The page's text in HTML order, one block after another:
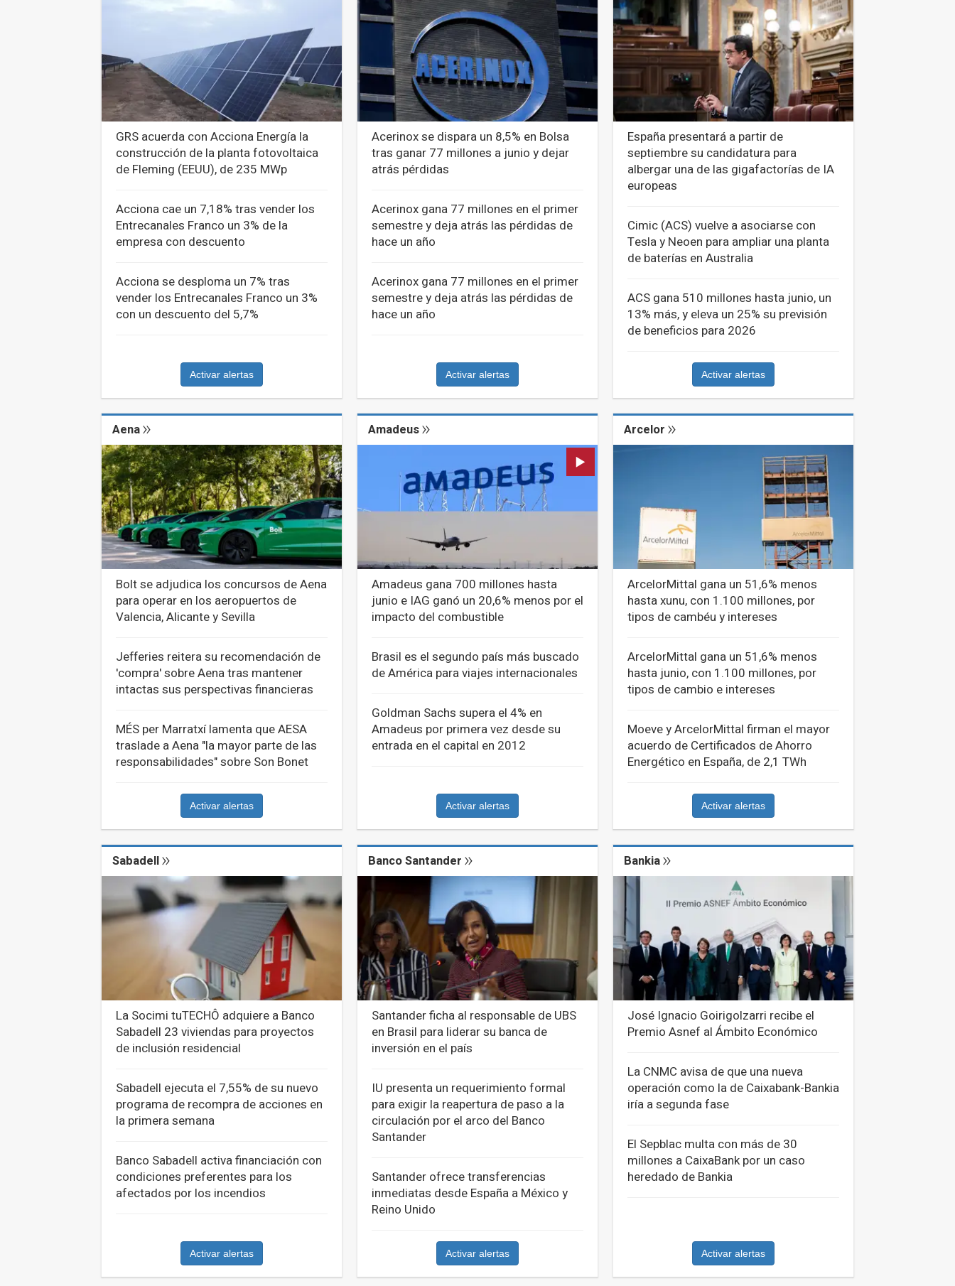
GRS acuerda con Acciona Energía la
construcción de la planta fotovoltaica
de Fleming (EEUU), de 235 MWp
Acciona cae un 7,18% tras vender los
Entrecanales Franco un 3% de la
empresa con descuento
Acciona se desploma un 7% tras
vender los Entrecanales Franco un 3%
con un descuento del 5,7%
Activar alertas
Acerinox se dispara un 8,5% en Bolsa
tras ganar 77 millones a junio y dejar
atrás pérdidas
Acerinox gana 77 millones en el primer
semestre y deja atrás las pérdidas de
hace un año
Acerinox gana 77 millones en el primer
semestre y deja atrás las pérdidas de
hace un año
Activar alertas
España presentará a partir de
septiembre su candidatura para
albergar una de las gigafactorías de IA
europeas
Cimic (ACS) vuelve a asociarse con
Tesla y Neoen para ampliar una planta
de baterías en Australia
ACS gana 510 millones hasta junio, un
13% más, y eleva un 25% su previsión
de beneficios para 2026
Activar alertas
Aena
Bolt se adjudica los concursos de Aena
para operar en los aeropuertos de
Valencia, Alicante y Sevilla
Jefferies reitera su recomendación de
'compra' sobre Aena tras mantener
intactas sus perspectivas financieras
MÉS per Marratxí lamenta que AESA
traslade a Aena "la mayor parte de las
responsabilidades" sobre Son Bonet
Activar alertas
Amadeus
Amadeus gana 700 millones hasta
junio e IAG ganó un 20,6% menos por el
impacto del combustible
Brasil es el segundo país más buscado
de América para viajes internacionales
Goldman Sachs supera el 4% en
Amadeus por primera vez desde su
entrada en el capital en 2012
Activar alertas
Arcelor
ArcelorMittal gana un 51,6% menos
hasta xunu, con 1.100 millones, por
tipos de cambéu y intereses
ArcelorMittal gana un 51,6% menos
hasta junio, con 1.100 millones, por
tipos de cambio e intereses
Moeve y ArcelorMittal firman el mayor
acuerdo de Certificados de Ahorro
Energético en España, de 2,1 TWh
Activar alertas
Sabadell
La Socimi tuTECHÔ adquiere a Banco
Sabadell 23 viviendas para proyectos
de inclusión residencial
Sabadell ejecuta el 7,55% de su nuevo
programa de recompra de acciones en
la primera semana
Banco Sabadell activa financiación con
condiciones preferentes para los
afectados por los incendios
Activar alertas
Banco Santander
Santander ficha al responsable de UBS
en Brasil para liderar su banca de
inversión en el país
IU presenta un requerimiento formal
para exigir la reapertura de paso a la
circulación por el arco del Banco
Santander
Santander ofrece transferencias
inmediatas desde España a México y
Reino Unido
Activar alertas
Bankia
José Ignacio Goirigolzarri recibe el
Premio Asnef al Ámbito Económico
La CNMC avisa de que una nueva
operación como la de Caixabank-Bankia
iría a segunda fase
El Sepblac multa con más de 30
millones a CaixaBank por un caso
heredado de Bankia
Activar alertas